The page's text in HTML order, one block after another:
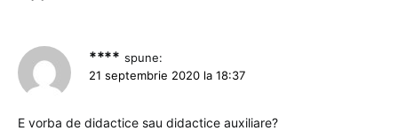
**** spune:
21 septembrie 2020 la 18:37
E vorba de didactice sau didactice auxiliare?